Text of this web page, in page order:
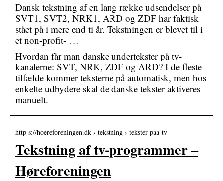
Dansk tekstning af en lang række udsendelser på
SVT1, SVT2, NRK1, ARD og ZDF har faktisk
stået på i mere end ti år. Tekstningen er blevet til i
et non-profit- …
Hvordan får man danske undertekster på tv-
kanalerne: SVT, NRK, ZDF og ARD? I de fleste
tilfælde kommer teksterne på automatisk, men hos
enkelte udbydere skal de danske tekster aktiveres
manuelt.
http s://hoereforeningen.dk › tekstning › tekster-paa-tv
Tekstning af tv-programmer –
Høreforeningen